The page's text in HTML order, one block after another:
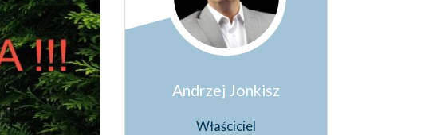
Andrzej Jonkisz
Właściciel